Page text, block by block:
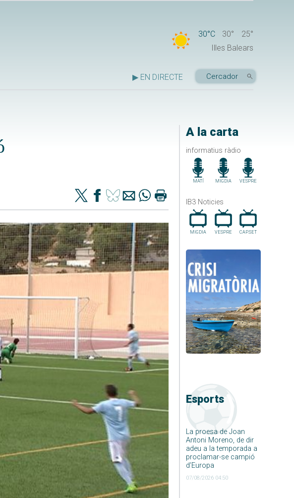
30°C 30°
25°
Illes Balears
▶ EN DIRECTE
A la carta
informatius ràdio
MATÍ MIGDIA VESPRE
IB3 Noticies
MIGDIA VESPRE CAP.SET
Esports
La proesa de Joan
Antoni Moreno, de dir
adeu a la temporada a
proclamar-se campió
d’Europa
07/08/2026 04:50